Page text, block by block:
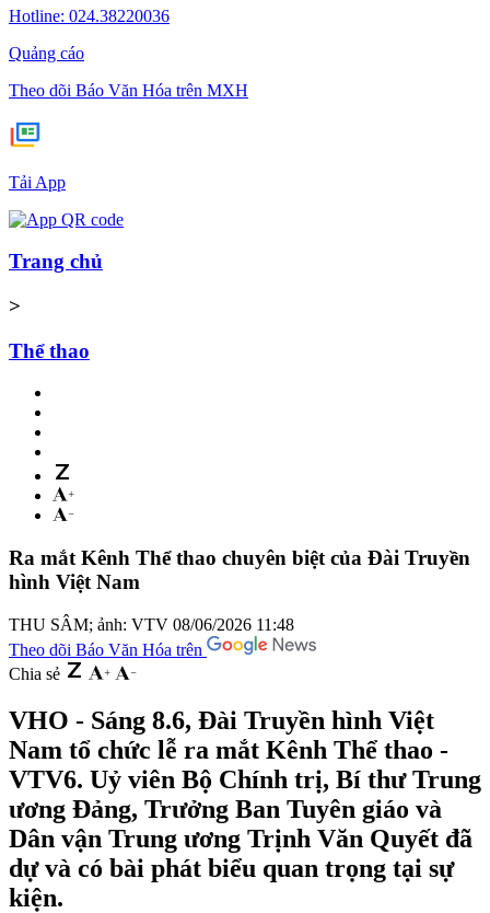
Hotline: 024.38220036
Quảng cáo
Theo dõi Báo Văn Hóa trên MXH
Tải App
Trang chủ
>
Thể thao
Ra mắt Kênh Thể thao chuyên biệt của Đài Truyền
hình Việt Nam
THU SÂM; ảnh: VTV 08/06/2026 11:48
Theo dõi Báo Văn Hóa trên
Chia sẻ
VHO - Sáng 8.6, Đài Truyền hình Việt
Nam tổ chức lễ ra mắt Kênh Thể thao -
VTV6. Uỷ viên Bộ Chính trị, Bí thư Trung
ương Đảng, Trưởng Ban Tuyên giáo và
Dân vận Trung ương Trịnh Văn Quyết đã
dự và có bài phát biểu quan trọng tại sự
kiện.